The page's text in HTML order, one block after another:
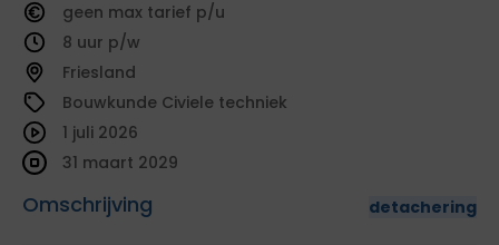
geen
tarief
8
Friesland
Bouwkunde Civiele techniek
Omschrijving detachering
1 juli 2026
31 maart 2029